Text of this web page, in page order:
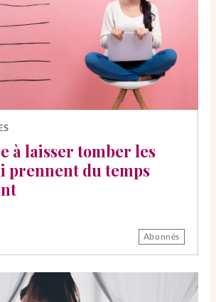
à laisser tomber les
prennent du temps
Abonnés